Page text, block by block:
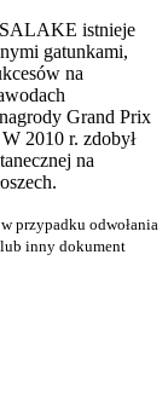
SALAKE istnieje
gatunkami,
na
Grand Prix
2010 r. zdobył
na
przypadku odwołania
inny dokument